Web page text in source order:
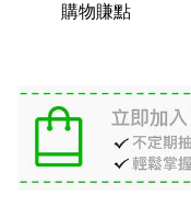
購物賺點